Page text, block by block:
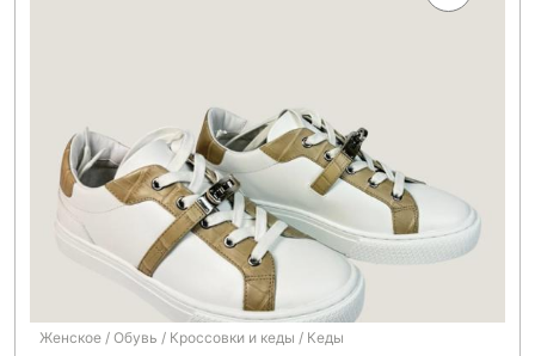
Женское / Обувь / Кроссовки и кеды / Кеды